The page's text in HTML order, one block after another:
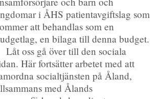
i ÅHS patientavgiftslag som
att behandlas som en
en bilaga till denna budget.
Låt oss gå över till den sociala
Här fortsätter arbetet med att
socialtjänsten på Åland,
med Ålands